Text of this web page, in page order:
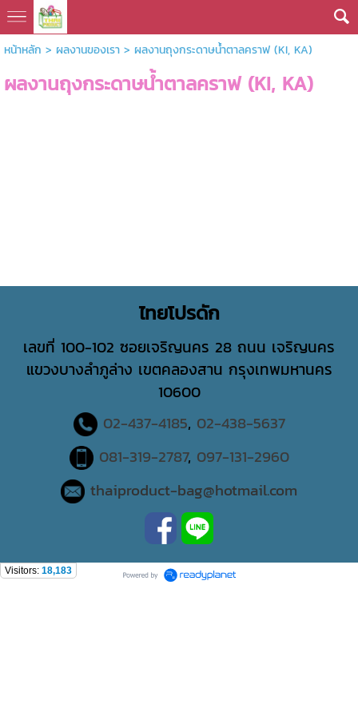
หน้าหลัก > ผลงานของเรา> ผลงานถุงกระดาษน้ำตาลคราฟ (KI, KA)
ผลงานถุงกระดาษน้ำตาลคราฟ (KI, KA)
ไทยโปรดัก
เลขที่ 100-102 ซอยเจริญนคร 28 ถนน เจริญนคร
แขวงบางลําภูล่าง เขตคลองสาน กรุงเทพมหานคร
10600
02-437-4185, 02-438-5637
081-319-2787, 097-131-2960
thaiproduct-bag@hotmail.com
Visitors: 18,183